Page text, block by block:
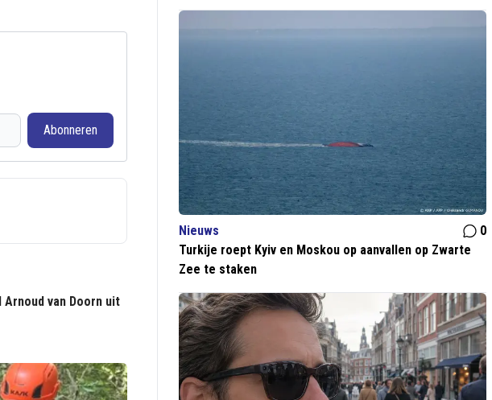
Abonneren
Arnoud van Doorn uit
Nieuws
0
Turkije roept Kyiv en Moskou op aanvallen op Zwarte
Zee te staken